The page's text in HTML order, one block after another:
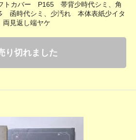
カバー P165 帯背少時代シミ、角
函時代シミ、少汚れ 本体表紙少イタ
見返し端ヤケ
り切れました